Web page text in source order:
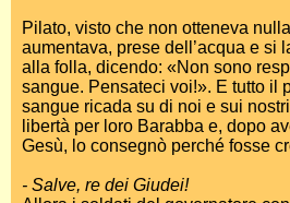
Pilato, visto che non otteneva
aumentava, prese dell’acqua e si
alla folla, dicendo: «Non sono
sangue. Pensateci voi!». E tutto il
sangue ricada su di noi e sui
libertà per loro Barabba e, dopo
Gesù, lo consegnò perché fosse
- Salve, re dei Giudei!